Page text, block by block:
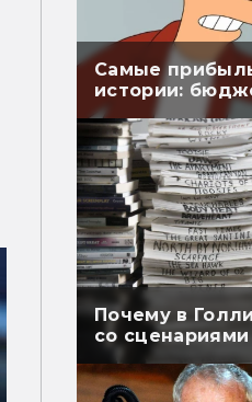
Самые
истории:
Почему в
со сценариями